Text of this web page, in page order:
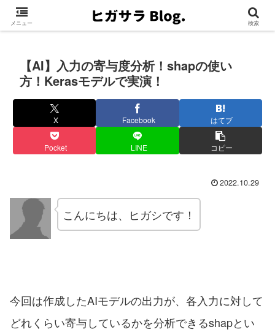
【AI】入力の寄与度分析！shapの使い
方！Kerasモデルで実演！
X Facebook はてブ
Pocket LINE コピー
2022.10.29
こんにちは、ヒガシです！
今回は作成したAIモデルの出力が、各入力に対して
どれくらい寄与しているかを分析できるshapとい
メニュー 検索